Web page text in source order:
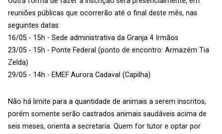
reuniões públicas que ocorrerão até o final deste mês, nas
seguintes datas:
16/05 - 15h - Sede administrativa da Granja 4 Irmãos
23/05 - 15h - Ponte Federal (ponto de encontro: Armazém Tia
Zelda)
29/05 - 14h - EMEF Aurora Cadaval (Capilha)
Não há limite para a quantidade de animais a serem inscritos,
porém somente serão castrados animais saudáveis acima de
seis meses, orienta a secretaria. Quem for tutor e optar por